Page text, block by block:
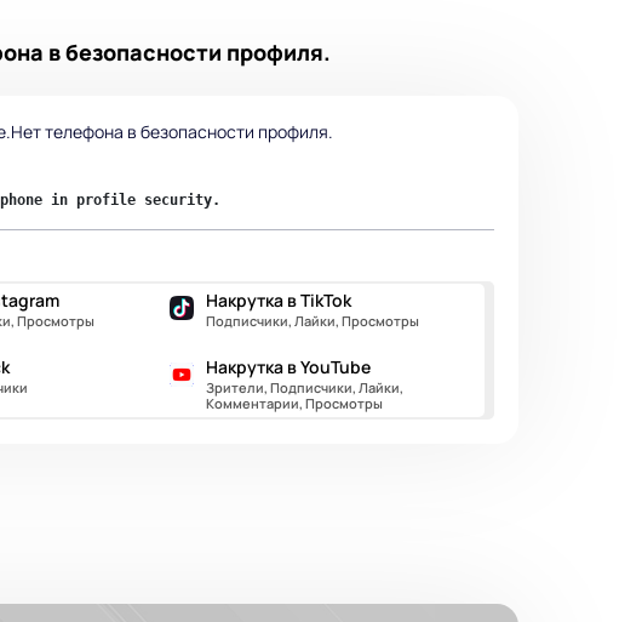
в безопасности профиля.
телефона в безопасности профиля.
in profile security.
Просмотры
Накрутка в TikTok
Подписчики, Лайки, Просмотры
Накрутка в YouTube
Зрители, Подписчики, Лайки,
Комментарии, Просмотры